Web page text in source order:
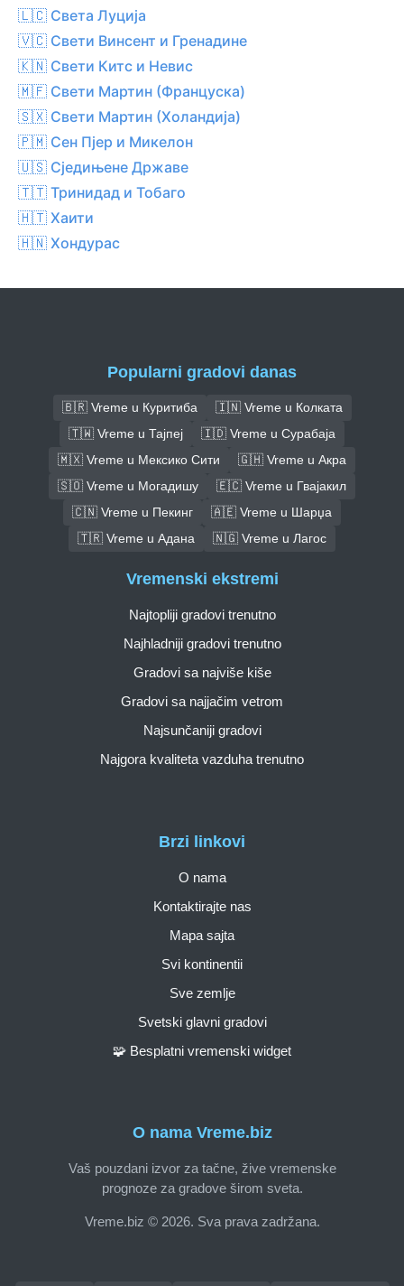
🇱🇨 Света Луција
🇻🇨 Свети Винсент и Гренадине
🇰🇳 Свети Китс и Невис
🇲🇫 Свети Мартин (Француска)
🇸🇽 Свети Мартин (Холандија)
🇵🇲 Сен Пјер и Микелон
🇺🇸 Сједињене Државе
🇹🇹 Тринидад и Тобаго
🇭🇹 Хаити
🇭🇳 Хондурас
Popularni gradovi danas
🇧🇷 Vreme u Куритиба
🇮🇳 Vreme u Колката
🇹🇼 Vreme u Тајпеј
🇮🇩 Vreme u Сурабаја
🇲🇽 Vreme u Мексико Сити
🇬🇭 Vreme u Акра
🇸🇴 Vreme u Могадишу
🇪🇨 Vreme u Гвајакил
🇨🇳 Vreme u Пекинг
🇦🇪 Vreme u Шарџа
🇹🇷 Vreme u Адана
🇳🇬 Vreme u Лагос
O nama Vreme.biz
Vaš pouzdani izvor za tačne, žive vremenske
prognoze za gradove širom sveta.
Vreme.biz © 2026. Sva prava zadržana.
Brzi linkovi
O nama
Kontaktirajte nas
Mapa sajta
Svi kontinentii
Sve zemlje
Svetski glavni gradovi
🧩 Besplatni vremenski widget
Vremenski ekstremi
Najtopliji gradovi trenutno
Najhladniji gradovi trenutno
Gradovi sa najviše kiše
Gradovi sa najjačim vetrom
Najsunčaniji gradovi
Najgora kvaliteta vazduha trenutno